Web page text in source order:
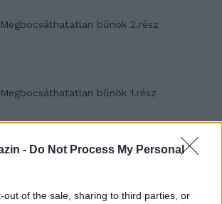
- Do Not Process My Personal
out of the sale, sharing to third parties, or
Megbocsáthatatlan bűnök 2.rész
Megbocsáthatatlan bűnök 1.rész